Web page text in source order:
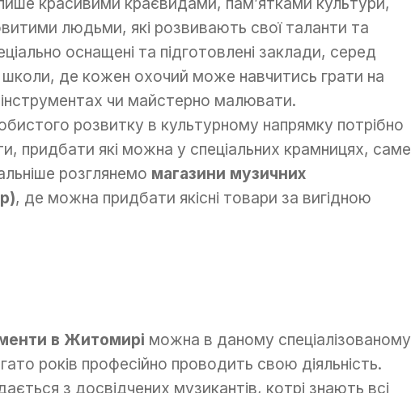
людьми, які розвивають свої таланти та
оснащені та підготовлені заклади, серед
школи, де кожен охочий може навчитись грати на
інструментах чи майстерно малювати.
розвитку в культурному напрямку потрібно
придбати які можна у спеціальних крамницях, саме
розглянемо магазини музичних
, де можна придбати якісні товари за вигідною
в Житомирі можна в даному спеціалізованому
років професійно проводить свою діяльність.
з досвідчених музикантів, котрі знають всі